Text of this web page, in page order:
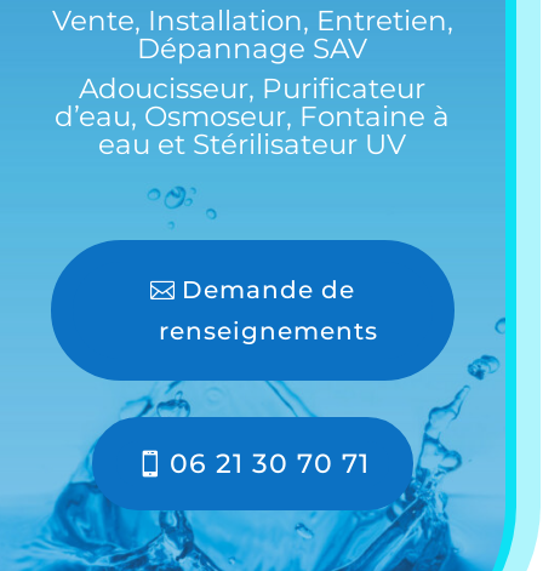
Vente, Installation, Entretien,
Dépannage SAV
Adoucisseur, Purificateur
d’eau, Osmoseur, Fontaine à
eau et Stérilisateur UV
Demande de
renseignements
06 21 30 70 71